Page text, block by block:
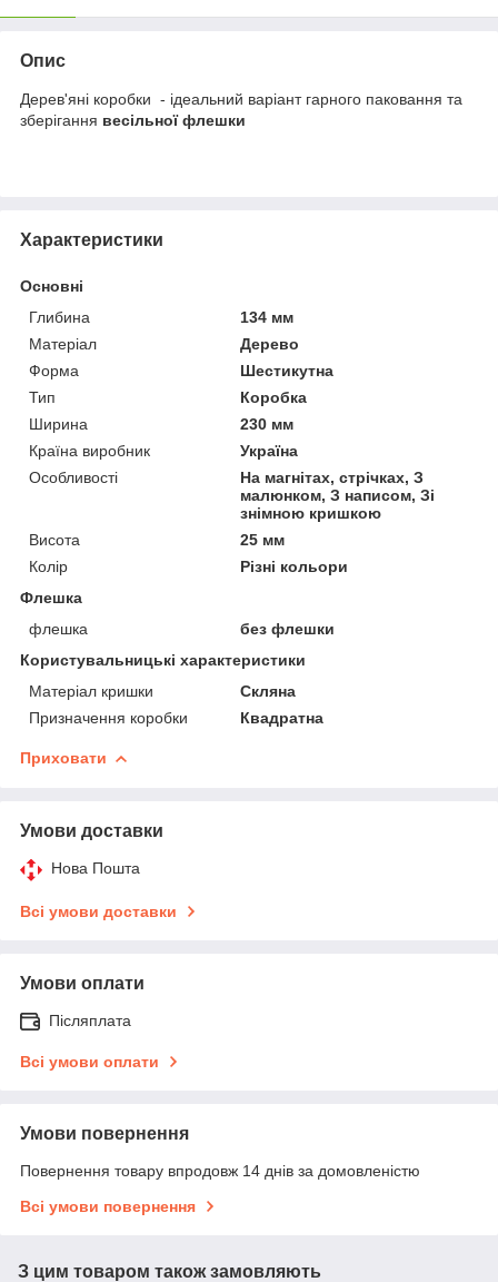
Опис
Дерев'яні коробки - ідеальний варіант гарного паковання та
зберігання весільної флешки
Характеристики
Основні
Глибина
134 мм
Матеріал
Дерево
Форма
Шестикутна
Тип
Коробка
Ширина
230 мм
Країна виробник
Україна
Особливості
На магнітах, стрічках, З
малюнком, З написом, Зі
знімною кришкою
Висота
25 мм
Колір
Різні кольори
Флешка
флешка
без флешки
Користувальницькі характеристики
Матеріал кришки
Скляна
Призначення коробки
Квадратна
Приховати
Умови доставки
Нова Пошта
Всі умови доставки
Умови оплати
Післяплата
Всі умови оплати
Умови повернення
Повернення товару впродовж 14 днів за домовленістю
Всі умови повернення
З цим товаром також замовляють